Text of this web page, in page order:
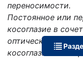
переносимости.
Постоянное или
косоглазие в
оптической
косоглазии с